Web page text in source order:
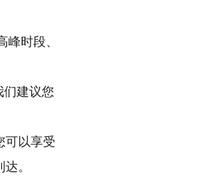
时段、
建议您
可以享受
。